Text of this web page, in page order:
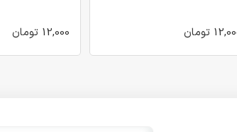
تومان 12,000 تومان